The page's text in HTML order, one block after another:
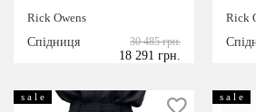
Rick Owens
Спідниця
30 485 грн.
18 291 грн.
Rick
s a l e s a l e